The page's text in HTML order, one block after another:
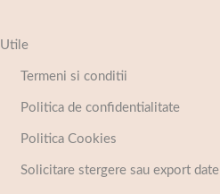
Utile
Termeni si conditii
Politica de confidentialitate
Politica Cookies
Solicitare stergere sau export date